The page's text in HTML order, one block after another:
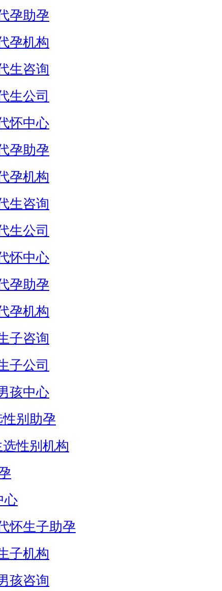
孕助孕
孕机构
生咨询
生公司
怀中心
孕助孕
孕机构
生咨询
生公司
怀中心
孕助孕
孕机构
子咨询
子公司
孩中心
别助孕
性别机构
心
怀生子助孕
子机构
孩咨询